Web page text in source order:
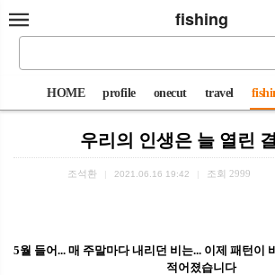
fishing
HOME profile onecut travel
우리의 인생은 늘 열린
조석환 2021.06.16 19:42 조회 2999
5월 들어... 매 주말마다 내리던 비는... 이제 패턴이
적어졌습니다